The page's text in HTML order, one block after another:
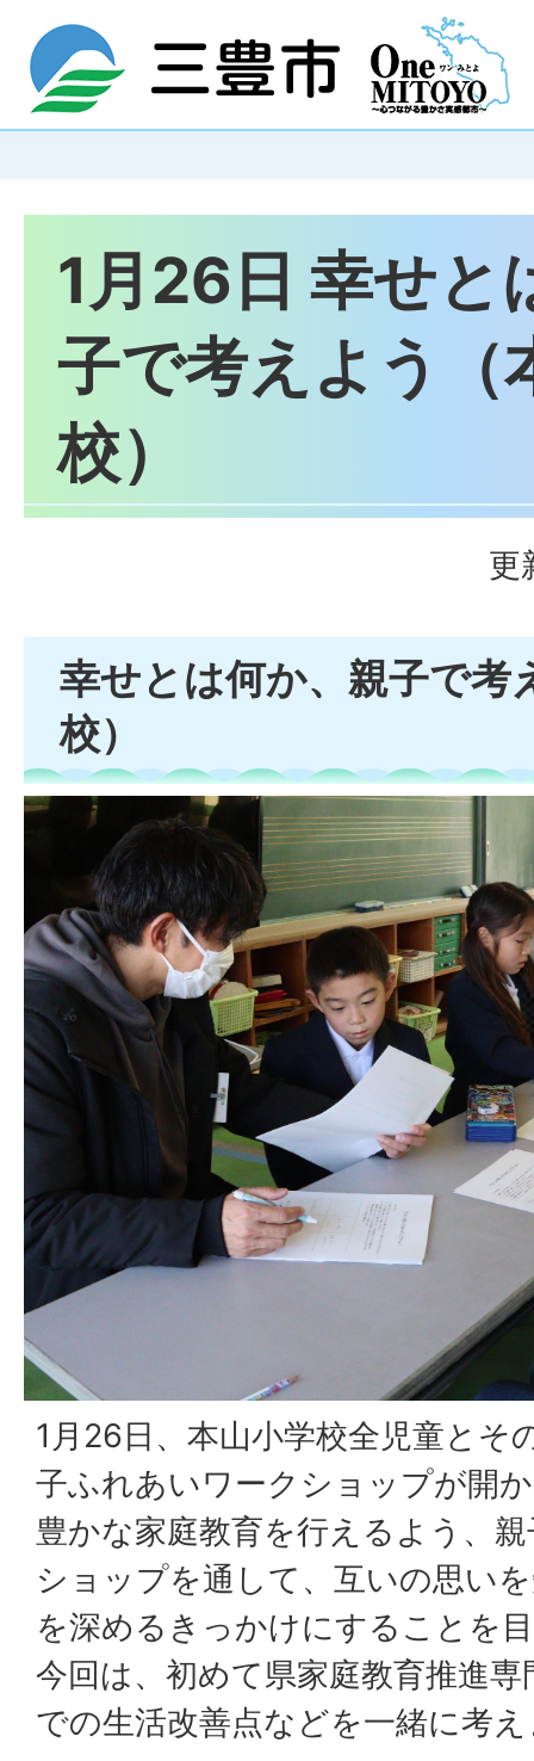
1月26日 幸せと
子で考えよう（
校）
更
幸せとは何か、親子で考
校）
1月26日、本山小学校全児童とそ
子ふれあいワークショップが開
豊かな家庭教育を行えるよう、
ショップを通して、互いの思い
を深めるきっかけにすることを
今回は、初めて県家庭教育推進
での生活改善点などを一緒に考